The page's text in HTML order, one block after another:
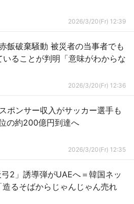
2026/3/20(Fr) 12:39
飯破棄騒動 被災者の当事者でも
ることが判明「意味がわからな
2026/3/20(Fr) 12:36
ポンサー収入がサッカー選手も
の約200億円到達へ
2026/3/20(Fr) 12:35
弓2」誘導弾がUAEへ＝韓国ネッ
造るそばからじゃんじゃん売れ